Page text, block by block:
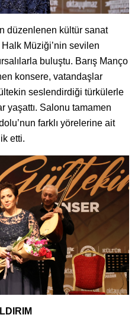
düzenlenen kültür sanat
Müziği’nin sevilen
buluştu. Barış Manço
konsere, vatandaşlar
seslendirdiği türkülerle
yaşattı. Salonu tamamen
farklı yörelerine ait
etti.